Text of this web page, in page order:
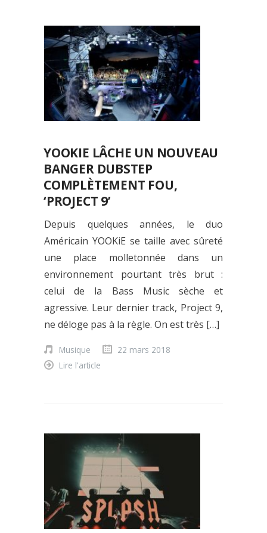
YOOKIE LÂCHE UN NOUVEAU
BANGER DUBSTEP
COMPLÈTEMENT FOU,
‘PROJECT 9’
Depuis quelques années, le duo
Américain YOOKiE se taille avec sûreté
une place molletonnée dans un
environnement pourtant très brut :
celui de la Bass Music sèche et
agressive. Leur dernier track, Project 9,
ne déloge pas à la règle. On est très […]
Musique
22 mars 2018
Lire l'article